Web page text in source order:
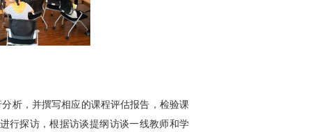
析，并撰写相应的课程评估报告，检验课
行探访，根据访谈提纲访谈一线教师和学